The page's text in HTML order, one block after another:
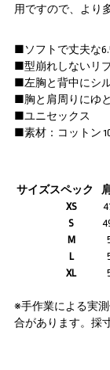
用ですので、より
■ソフトで丈夫な
■型崩れしないリ
■左胸と背中にシ
■胸と肩周りにゆ
■ユニセックス
■素材：コットン
サイズスペック
XS
S
M
L
XL
※手作業による実
合があります。採